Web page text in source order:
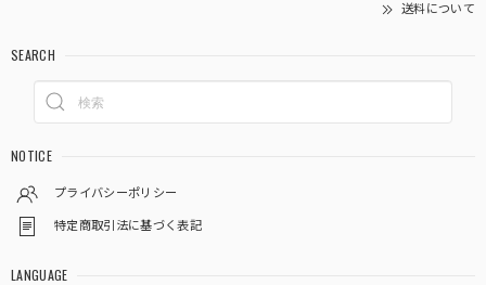
送料について
SEARCH
NOTICE
プライバシーポリシー
特定商取引法に基づく表記
LANGUAGE